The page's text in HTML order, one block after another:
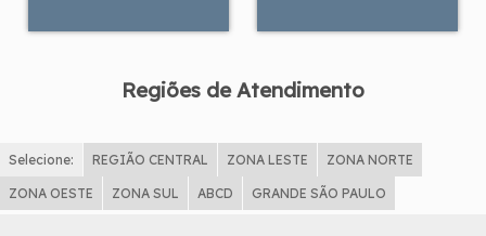
Regiões de Atendimento
Selecione: REGIÃO CENTRAL ZONA LESTE ZONA NORTE
ZONA OESTE ZONA SUL ABCD GRANDE SÃO PAULO